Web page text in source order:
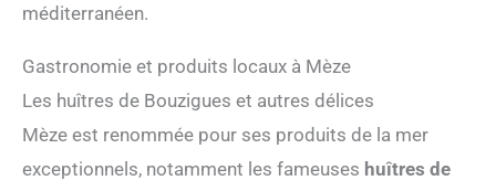
méditerranéen.
Gastronomie et produits locaux à Mèze
Les huîtres de Bouzigues et autres délices
Mèze est renommée pour ses produits de la mer
exceptionnels, notamment les fameuses huîtres de